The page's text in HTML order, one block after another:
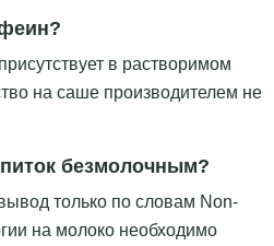
в растворимом
на саше производителем не
безмолочным?
только по словам Non-
на молоко необходимо